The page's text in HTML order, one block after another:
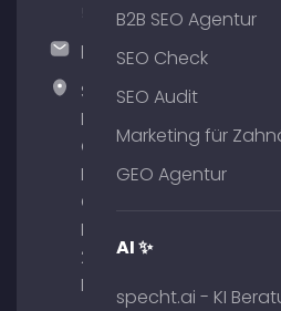
hallo@timospecht.de
Specht
Marketing
GmbH –
Palais am
Obelisk
Briennerstr.
29 80333
München
B2B SEO Agentur
SEO Check
SEO Audit
Marketing für
GEO Agentur
AI ✨
specht.ai - KI